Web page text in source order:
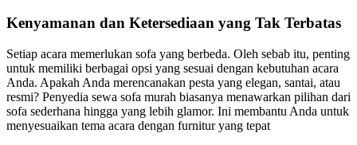
Kenyamanan dan Ketersediaan yang Tak Terbatas
Setiap acara memerlukan sofa yang berbeda. Oleh sebab itu, penting
untuk memiliki berbagai opsi yang sesuai dengan kebutuhan acara
Anda. Apakah Anda merencanakan pesta yang elegan, santai, atau
resmi? Penyedia sewa sofa murah biasanya menawarkan pilihan dari
sofa sederhana hingga yang lebih glamor. Ini membantu Anda untuk
menyesuaikan tema acara dengan furnitur yang tepat